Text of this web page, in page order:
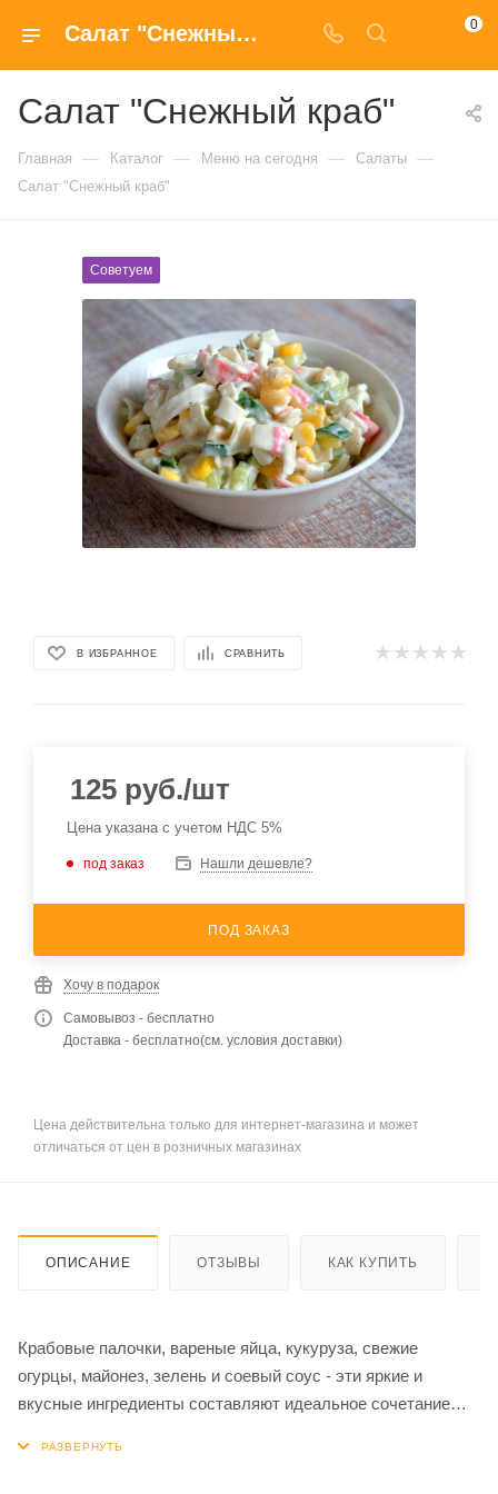
Салат "Снежный краб" заказать с доставкой на дом в Москве 0
Салат "Снежный краб"
Главная — Каталог — Меню на сегодня — Салаты —
Салат "Снежный краб"
Советуем
В ИЗБРАННОЕ СРАВНИТЬ
125 руб./шт
Цена указана с учетом НДС 5%
под заказ Нашли дешевле?
ПОД ЗАКАЗ
Хочу в подарок
Самовывоз - бесплатно
Доставка - бесплатно(см. условия доставки)
Цена действительна только для интернет-магазина и может
отличаться от цен в розничных магазинах
ОПИСАНИЕ ОТЗЫВЫ КАК КУПИТЬ
Крабовые палочки, вареные яйца, кукуруза, свежие
огурцы, майонез, зелень и соевый соус - эти яркие и
вкусные ингредиенты составляют идеальное сочетание